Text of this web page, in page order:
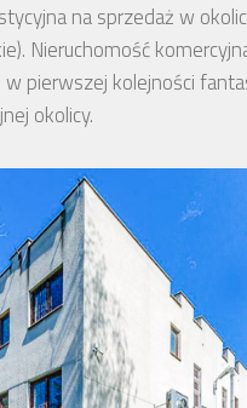
na sprzedaż w
Nieruchomość
pierwszej kolejności
okolicy.